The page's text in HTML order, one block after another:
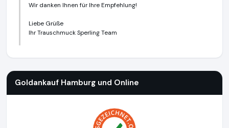
Wir danken Ihnen für Ihre Empfehlung!
Liebe Grüße
Ihr Trauschmuck Sperling Team
Goldankauf Hamburg und Online